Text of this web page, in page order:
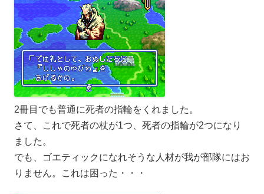
2冊目でも普通に死者の指輪をくれました。
さて、これで死者の杖が1つ、死者の指輪が2つになり
ました。
でも、ゴエティックになれそうな人材が我が部隊にはお
りません。これは困った・・・